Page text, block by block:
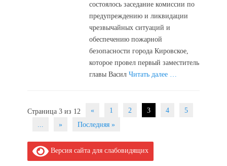
состоялось заседание комиссии по
предупреждению и ликвидации
чрезвычайных ситуаций и
обеспечению пожарной
безопасности города Кировское,
которое провел первый заместитель
главы ВасилЧитать далее …
Post
Страница 3 из 12 « 1 2 3 4
5
...
» Последняя »
Версия сайта для слабовидящих